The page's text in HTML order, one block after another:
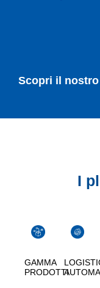
Scopri il
I
GAMMA
PRODOTTI